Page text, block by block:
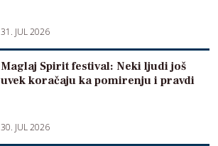
31. JUL 2026
Maglaj Spirit festival: Neki ljudi još
uvek koračaju ka pomirenju i pravdi
30. JUL 2026